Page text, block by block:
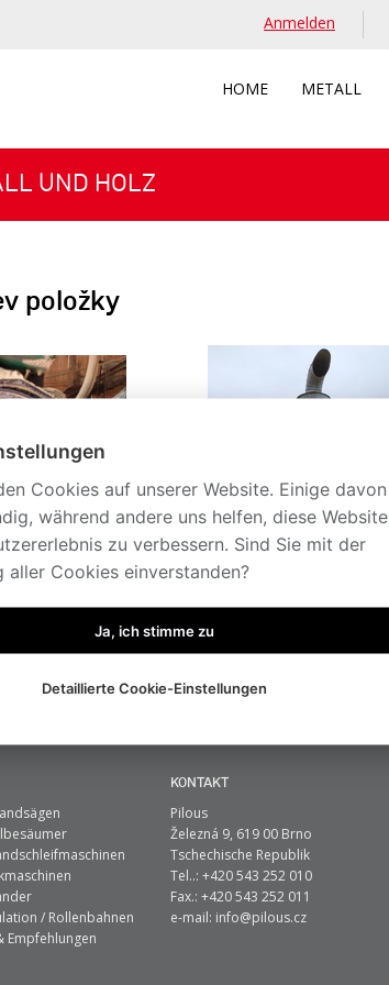
Anmelden
HOME METALL
UND HOLZ
položky
/ Rollenbahnen
Empfehlungen
KONTAKT
Pilous
Železná 9, 619 00 Brno
Tschechische Republik
Tel..: +420 543 252 010
Fax.: +420 543 252 011
e-mail: info@pilous.cz
Cookies auf unserer Website. Einige davon
während andere uns helfen, diese Website
zu verbessern. Sind Sie mit der
aller Cookies einverstanden?
Ja, ich stimme zu
Detaillierte Cookie-Einstellungen